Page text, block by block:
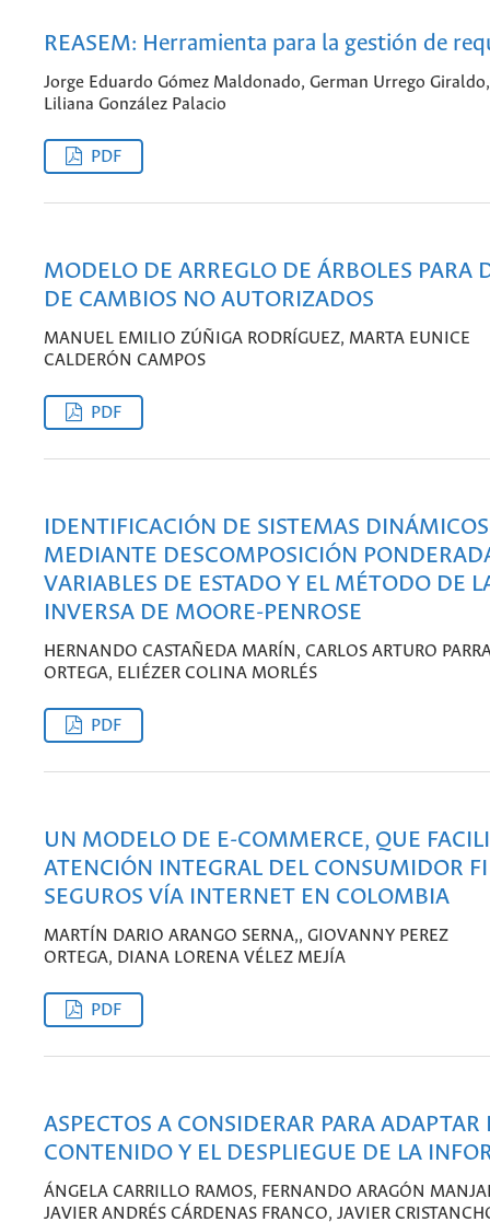
REASEM: Herramienta para la gestión de
Jorge Eduardo Gómez Maldonado, German Urrego Giraldo,
Liliana González Palacio
PDF
MODELO DE ARREGLO DE ÁRBOLES PARA
DE CAMBIOS NO AUTORIZADOS
MANUEL EMILIO ZÚÑIGA RODRÍGUEZ, MARTA EUNICE
CALDERÓN CAMPOS
PDF
IDENTIFICACIÓN DE SISTEMAS
MEDIANTE DESCOMPOSICIÓN
VARIABLES DE ESTADO Y EL MÉTODO DE
INVERSA DE MOORE-PENROSE
HERNANDO CASTAÑEDA MARÍN, CARLOS ARTURO
ORTEGA, ELIÉZER COLINA MORLÉS
PDF
UN MODELO DE E-COMMERCE, QUE
ATENCIÓN INTEGRAL DEL CONSUMIDOR
SEGUROS VÍA INTERNET EN COLOMBIA
MARTÍN DARIO ARANGO SERNA,, GIOVANNY PEREZ
ORTEGA, DIANA LORENA VÉLEZ MEJÍA
PDF
ASPECTOS A CONSIDERAR PARA ADAPTAR
CONTENIDO Y EL DESPLIEGUE DE LA
ÁNGELA CARRILLO RAMOS, FERNANDO ARAGÓN
JAVIER ANDRÉS CÁRDENAS FRANCO, JAVIER